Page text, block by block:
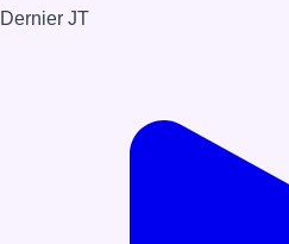
Dernier JT